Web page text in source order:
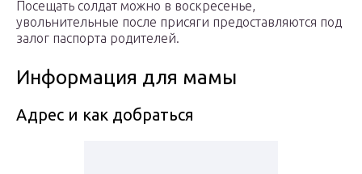
Посещать солдат можно в воскресенье,
увольнительные после присяги предоставляются под
залог паспорта родителей.
Информация для мамы
Адрес и как добраться